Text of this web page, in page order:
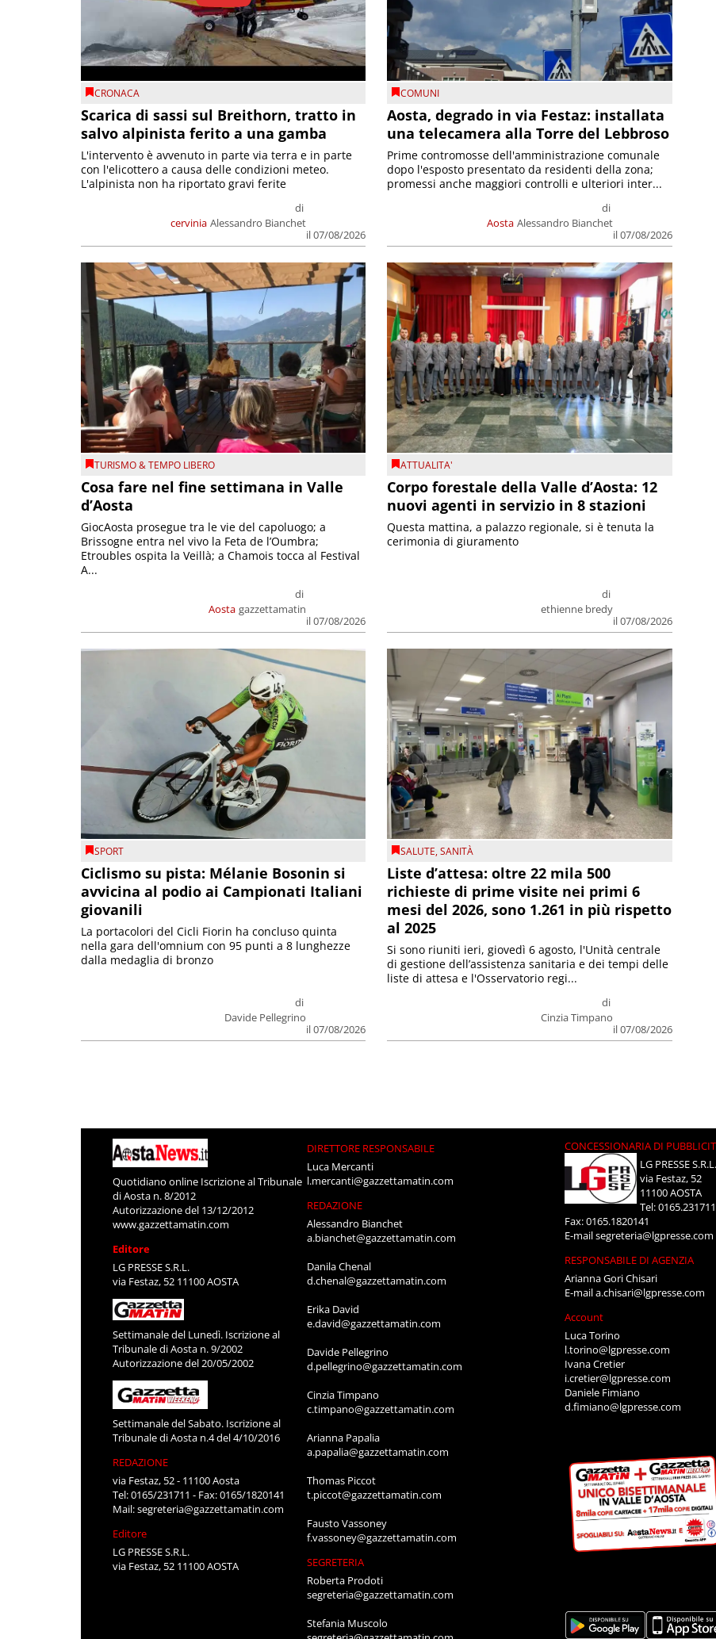
CRONACA
Scarica di sassi sul Breithorn, tratto in
salvo alpinista ferito a una gamba
cervinia
di
Alessandro Bianchet
il 07/08/2026
L'intervento è avvenuto in parte via terra e in parte
con l'elicottero a causa delle condizioni meteo.
L'alpinista non ha riportato gravi ferite
COMUNI
Aosta, degrado in via Festaz: installata
una telecamera alla Torre del Lebbroso
Aosta
di
Alessandro Bianchet
il 07/08/2026
Prime contromosse dell'amministrazione comunale
dopo l'esposto presentato da residenti della zona;
promessi anche maggiori controlli e ulteriori inter...
TURISMO & TEMPO LIBERO
Cosa fare nel fine settimana in Valle
d’Aosta
Aosta
di
gazzettamatin
il 07/08/2026
GiocAosta prosegue tra le vie del capoluogo; a
Brissogne entra nel vivo la Feta de l’Oumbra;
Etroubles ospita la Veillà; a Chamois tocca al Festival
A...
ATTUALITA'
Corpo forestale della Valle d’Aosta: 12
nuovi agenti in servizio in 8 stazioni
di
ethienne bredy
il 07/08/2026
Questa mattina, a palazzo regionale, si è tenuta la
cerimonia di giuramento
SPORT
Ciclismo su pista: Mélanie Bosonin si
avvicina al podio ai Campionati Italiani
giovanili
di
Davide Pellegrino
il 07/08/2026
La portacolori del Cicli Fiorin ha concluso quinta
nella gara dell'omnium con 95 punti a 8 lunghezze
dalla medaglia di bronzo
SALUTE,SANITÀ
Liste d’attesa: oltre 22 mila 500
richieste di prime visite nei primi 6
mesi del 2026, sono 1.261 in più rispetto
al 2025
di
Cinzia Timpano
il 07/08/2026
Si sono riuniti ieri, giovedì 6 agosto, l'Unità centrale
di gestione dell’assistenza sanitaria e dei tempi delle
liste di attesa e l'Osservatorio regi...
Quotidiano online Iscrizione al Tribunale
di Aosta n. 8/2012
Autorizzazione del 13/12/2012
www.gazzettamatin.com
Editore
LG PRESSE S.R.L.
via Festaz, 52 11100 AOSTA
Settimanale del Lunedì. Iscrizione al
Tribunale di Aosta n. 9/2002
DIRETTORE RESPONSABILE
l.mercanti@gazzettamatin.com
Alessandro Bianchet
a.bianchet@gazzettamatin.com
Danila Chenal
d.chenal@gazzettamatin.com
Erika David
e.david@gazzettamatin.com
Davide Pellegrino
d.pellegrino@gazzettamatin.com
c.timpano@gazzettamatin.com
CONCESSIONARIA DI PUBBLICITÀ
LG PRESSE S.R.L.
11100 AOSTA
segreteria@lgpresse.com
RESPONSABILE DI AGENZIA
Arianna Gori Chisari
E-maila.chisari@lgpresse.com
Account
Luca Torino
Daniele Fimiano
d.fimiano@lgpresse.com